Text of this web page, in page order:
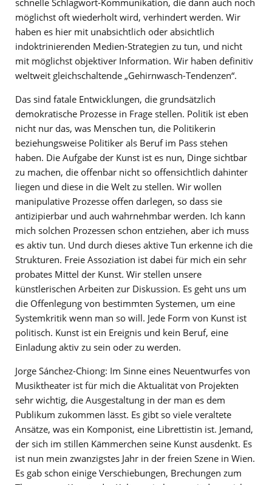
möglichst oft wiederholt wird, verhindert werden. Wir
haben es hier mit unabsichtlich oder absichtlich
indoktrinierenden Medien-Strategien zu tun, und nicht
mit möglichst objektiver Information. Wir haben definitiv
weltweit gleichschaltende „Gehirnwasch-Tendenzen“.
Das sind fatale Entwicklungen, die grundsätzlich
demokratische Prozesse in Frage stellen. Politik ist eben
nicht nur das, was Menschen tun, die Politikerin
beziehungsweise Politiker als Beruf im Pass stehen
haben. Die Aufgabe der Kunst ist es nun, Dinge sichtbar
zu machen, die offenbar nicht so offensichtlich dahinter
liegen und diese in die Welt zu stellen. Wir wollen
manipulative Prozesse offen darlegen, so dass sie
antizipierbar und auch wahrnehmbar werden. Ich kann
mich solchen Prozessen schon entziehen, aber ich muss
es aktiv tun. Und durch dieses aktive Tun erkenne ich die
Strukturen. Freie Assoziation ist dabei für mich ein sehr
probates Mittel der Kunst. Wir stellen unsere
künstlerischen Arbeiten zur Diskussion. Es geht uns um
die Offenlegung von bestimmten Systemen, um eine
Systemkritik wenn man so will. Jede Form von Kunst ist
politisch. Kunst ist ein Ereignis und kein Beruf, eine
Einladung aktiv zu sein oder zu werden.
Jorge Sánchez-Chiong: Im Sinne eines Neuentwurfes von
Musiktheater ist für mich die Aktualität von Projekten
sehr wichtig, die Ausgestaltung in der man es dem
Publikum zukommen lässt. Es gibt so viele veraltete
Ansätze, was ein Komponist, eine Librettistin ist. Jemand,
der sich im stillen Kämmerchen seine Kunst ausdenkt. Es
ist nun mein zwanzigstes Jahr in der freien Szene in Wien.
Es gab schon einige Verschiebungen, Brechungen zum